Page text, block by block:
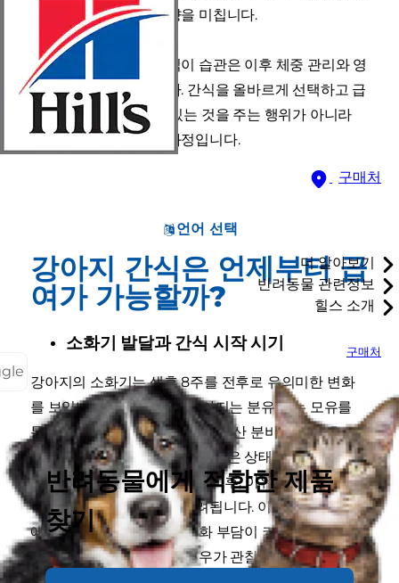
구매처
언어 선택
더 알아보기
반려동물 관련정보
힐스 소개
구매처
반려동물에게 적합한 제품
찾기
발달과 면역 반응에 영향을 미칩니다.
성장기 초반에 형성된 식이 습관은 이후 체중 관리와 영
양 균형의 기반이 됩니다. 간식을 올바르게 선택하고 급
여하는 일은, 단순히 맛있는 것을 주는 행위가 아니라
성장 전반을 설계하는 과정입니다.
강아지 간식은 언제부터 급
여가 가능할까?
소화기 발달과 간식 시작 시기
강아지의 소화기는 생후 8주를 전후로 유의미한 변화
를 보입니다. 이 시기까지 강아지는 분유 또는 모유를
통한 영양 공급이 중심이 되며, 위산 분비와 소화 효소
의 활성도가 충분히 갖춰지지 않은 상태입니다. 일반적
으로 간식의 도입은 생후 8주 이후, 이유식 형태의 사료
적응이 안정된 시점부터 고려됩니다. 이보다 이른 시기
에 고형 간식을 제공하면 소화 부담이 커지고 무른 변이
나 구토 반응이 나타나는 경우가 관찰됩니다.